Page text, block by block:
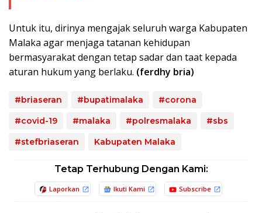
Untuk itu, dirinya mengajak seluruh warga Kabupaten
Malaka agar menjaga tatanan kehidupan
bermasyarakat dengan tetap sadar dan taat kepada
aturan hukum yang berlaku. (ferdhy bria)
#briaseran #bupatimalaka
#corona
#covid-19
#malaka #polresmalaka
#sbs
#stefbriaseran
Kabupaten Malaka
Tetap Terhubung Dengan Kami:
Laporkan Ikuti Kami Subscribe